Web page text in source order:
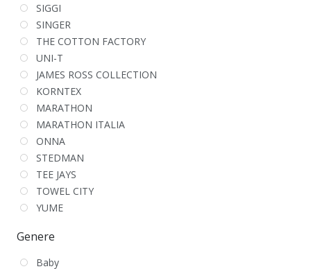
SIGGI
SINGER
THE COTTON FACTORY
UNI-T
JAMES ROSS COLLECTION
KORNTEX
MARATHON
MARATHON ITALIA
ONNA
STEDMAN
TEE JAYS
TOWEL CITY
YUME
Genere
Baby